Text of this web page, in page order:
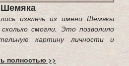
Шемяка
извлечь из имени Шемякы
смогли. Это позволило
картину личности и
полностью >>